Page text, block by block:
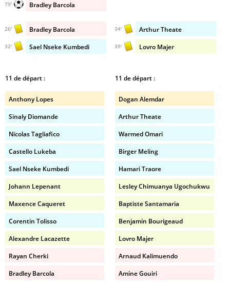
Bradley Barcola
79'
Bradley Barcola
26'
Sael Nseke Kumbedi
32'
Arthur Theate
34'
Lovro Majer
39'
11 de départ :
Anthony Lopes
Sinaly Diomande
Nicolas Tagliafico
Castello Lukeba
Sael Nseke Kumbedi
Johann Lepenant
Maxence Caqueret
Corentin Tolisso
Alexandre Lacazette
Rayan Cherki
Bradley Barcola
11 de départ :
Dogan Alemdar
Arthur Theate
Warmed Omari
Birger Meling
Hamari Traore
Lesley Chimuanya Ugochukwu
Baptiste Santamaria
Benjamin Bourigeaud
Lovro Majer
Arnaud Kalimuendo
Amine Gouiri